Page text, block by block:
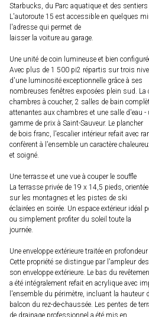
Starbucks, du Parc aquatique et des
L'autoroute 15 est accessible en quelques
l'adresse qui permet de
laisser la voiture au garage.
Une unité de coin lumineuse et bien
Avec plus de 1 500 pi2 répartis sur trois
d'une luminosité exceptionnelle grâce à ses
nombreuses fenêtres exposées plein sud.
chambres à coucher, 2 salles de bain
attenantes aux chambres et une salle d'eau
gamme de prix à Saint-Sauveur. Le plancher
de bois franc, l'escalier intérieur refait avec
confèrent à l'ensemble un caractère
et soigné.
Une terrasse et une vue à couper le souffle
La terrasse privée de 19 x 14,5 pieds,
sur les montagnes et les pistes de ski
éclairées en soirée. Un espace extérieur idéal
ou simplement profiter du soleil toute la
journée.
Une enveloppe extérieure traitée en profondeur
Cette propriété se distingue par l'ampleur
son enveloppe extérieure. Le bas du
a été intégralement refait en acrylique avec
l'ensemble du périmètre, incluant la hauteur
balcon du rez-de-chaussée. Les pentes de
de drainage professionnel a été mis en